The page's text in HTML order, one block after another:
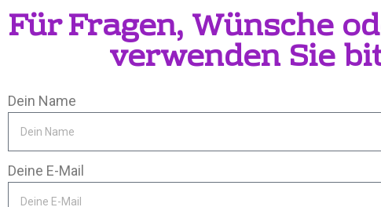
Für Fragen, Wünsche
verwenden Sie
Dein Name
Deine E-Mail